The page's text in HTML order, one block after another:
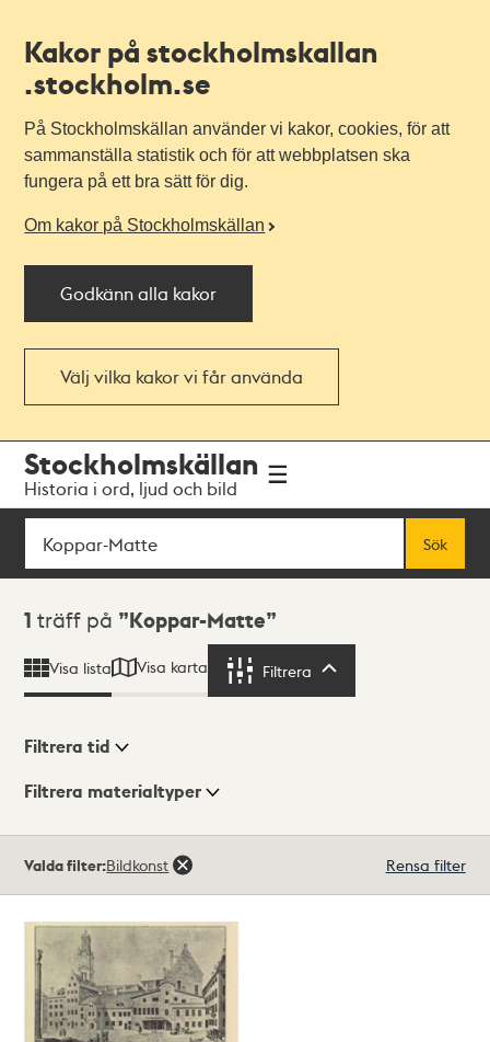
Kakor på stockholmskallan
.stockholm.se
På Stockholmskällan använder vi kakor, cookies, för att
sammanställa statistik och för att webbplatsen ska
fungera på ett bra sätt för dig.
Om kakor på Stockholmskällan
Godkänn alla kakor
Välj vilka kakor vi får använda
navigationen
huvudinnehållet
Stockholmskällan
Historia i ord, ljud och bild
Sök
Sök
Sökresultat
1 träff på Koppar-Matte
Visa lista Visa karta Filtrera
Visningsläge
Filtrera tid
Filtrera materialtyper
träffar
Valda filter:Bildkonst Rensa filter